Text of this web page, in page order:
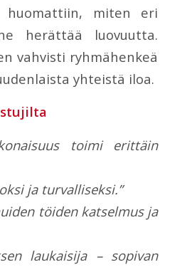
huomattiin, miten eri
herättää luovuutta.
vahvisti ryhmähenkeä
yhteistä iloa.
toimi erittäin
ja turvalliseksi.”
töiden katselmus ja
laukaisija – sopivan